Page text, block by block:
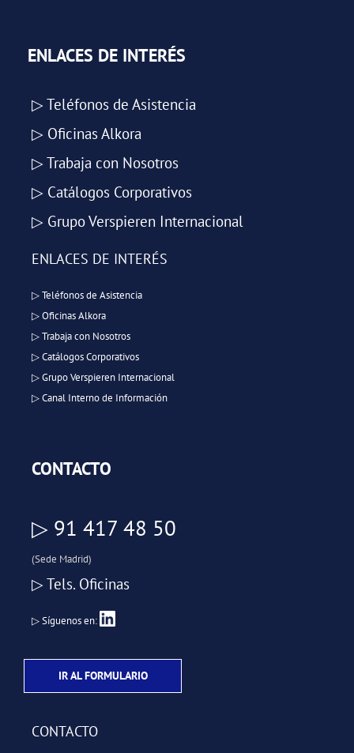
ENLACES DE INTERÉS
▷ Teléfonos de Asistencia
▷ Oficinas Alkora
▷ Trabaja con Nosotros
▷ Catálogos Corporativos
▷ Grupo Verspieren Internacional
ENLACES DE INTERÉS
▷ Teléfonos de Asistencia
▷ Oficinas Alkora
▷ Trabaja con Nosotros
▷ Catálogos Corporativos
▷ Grupo Verspieren Internacional
▷ Canal Interno de Información
CONTACTO
▷ 91 417 48 50
(Sede Madrid)
▷ Tels. Oficinas
▷ Síguenos en:
IR AL FORMULARIO
CONTACTO